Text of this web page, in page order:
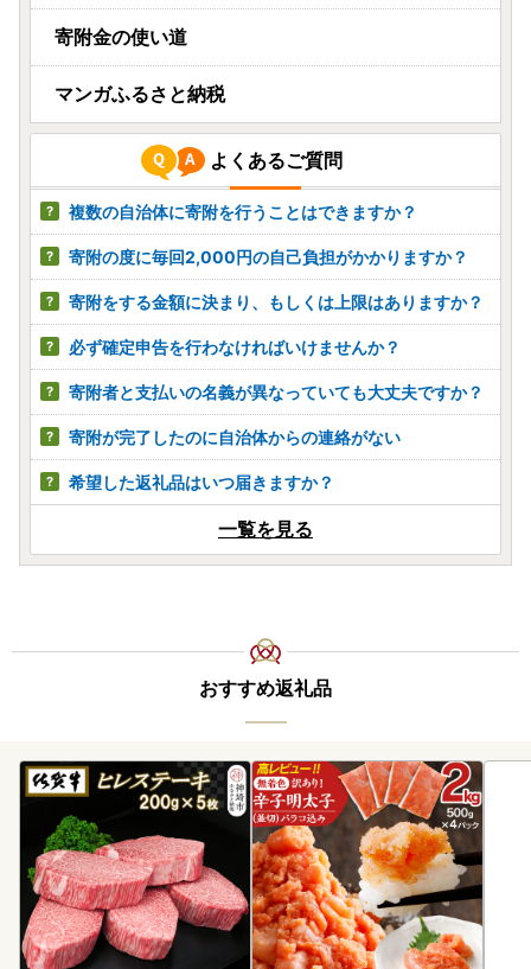
寄附金の使い道
マンガふるさと納税
よくあるご質問
複数の自治体に寄附を行うことはできますか？
寄附の度に毎回2,000円の自己負担がかかりますか？
寄附をする金額に決まり、もしくは上限はありますか？
必ず確定申告を行わなければいけませんか？
寄附者と支払いの名義が異なっていても大丈夫ですか？
寄附が完了したのに自治体からの連絡がない
希望した返礼品はいつ届きますか？
一覧を見る
おすすめ返礼品